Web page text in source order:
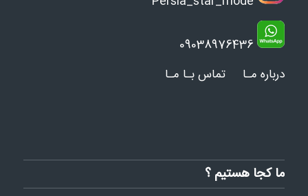
09038976436
درباره مـا
تماس بـا مـا
ما کجا هستیم ؟